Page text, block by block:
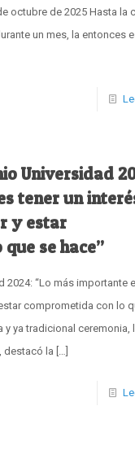
octubre de 2025 Hasta la
un mes, la entonces
Universidad
tener un
y estar
se hace”
2024: “Lo más importante
comprometida con lo
ya tradicional ceremonia,
destacó la […]